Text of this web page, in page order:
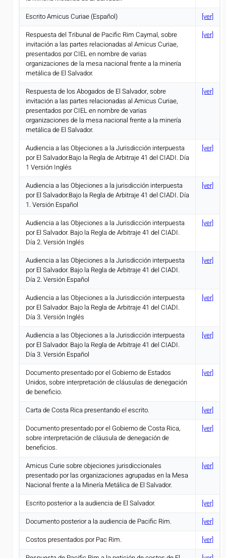
Escrito Amicus Curiae (Español)
[ver]
Respuesta del Tribunal de Pacific Rim Caymal, sobre
invitación a las partes relacionadas al Amicus Curiae,
presentados por CIEL en nombre de varias
organizaciones de la mesa nacional frente a la minería
metálica de El Salvador.
[ver]
Respuesta de los Abogados de El Salvador, sobre
invitación a las partes relacionadas al Amicus Curiae,
presentados por CIEL en nombre de varias
organizaciones de la mesa nacional frente a la minería
metálica de El Salvador.
[ver]
Audiencia a las Objeciones a la Jurisdicción interpuesta
por El Salvador.Bajo la Regla de Arbitraje 41 del CIADI. Día
1 Versión Inglés
[ver]
Audiencia a las Objeciones a la jurisdicción interpuesta
por El Salvador.Bajo la Regla de Arbitraje 41 del CIADI. Día
1. Versión Español
[ver]
Audiencia a las Objeciones a la Jurisdicción interpuesta
por El Salvador. Bajo la Regla de Arbitraje 41 del CIADI.
Día 2. Versión Inglés
[ver]
Audiencia a las Objeciones a la Jurisdicción interpuesta
por El Salvador. Bajo la Regla de Arbitraje 41 del CIADI.
Día 2. Versión Español
[ver]
Audiencia a las Objeciones a la Jurisdicción interpuesta
por El Salvador. Bajo la Regla de Arbitraje 41 del CIADI.
Día 3. Versión Inglés
[ver]
Audiencia a las Objeciones a la Jurisdicción interpuesta
por El Salvador. Bajo la Regla de Arbitraje 41 del CIADI.
Día 3. Versión Español
[ver]
Documento presentado por el Gobierno de Estados
Unidos, sobre interpretación de cláusulas de denegación
de beneficio.
[ver]
Carta de Costa Rica presentando el escrito.
[ver]
Documento presentado por el Gobierno de Costa Rica,
sobre interpretación de cláusula de denegación de
beneficios.
[ver]
Amicus Curie sobre objeciones jurisdiccionales
presentado por las organizaciones agrupadas en la Mesa
Nacional frente a la Minería Metálica de El Salvador.
[ver]
Escrito posterior a la audiencia de El Salvador.
[ver]
Documento posterior a la audiencia de Pacific Rim.
[ver]
Costos presentados por Pac Rim.
[ver]